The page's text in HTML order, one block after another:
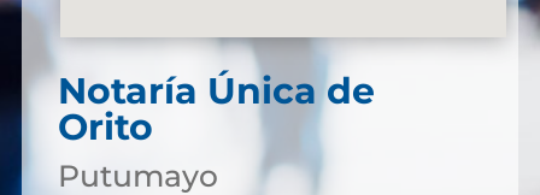
Notaría Única de
Orito
Putumayo